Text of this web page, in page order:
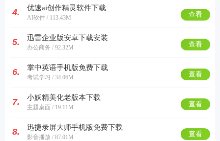
4. 优速ai创作精灵软件下载
AI软件 / 113.43M 查看
5. 迅雷企业版安卓下载安装
办公商务 / 92.32M 查看
6. 掌中英语手机版免费下载
考试学习 / 34.06M 查看
7. 小妖精美化老版本下载
主题桌面 / 19.11M 查看
8. 迅捷录屏大师手机版免费下载
影音播放 / 87.01M 查看